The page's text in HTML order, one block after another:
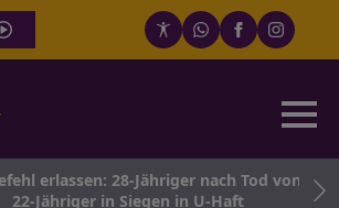
erlassen: 28-Jähriger nach Tod von
22-Jähriger in Siegen in U-Haft